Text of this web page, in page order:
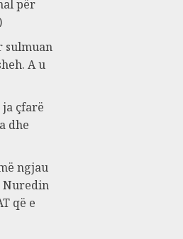
për
sulmuan
A u
çfarë
dhe
ngjau
Nuredin
që e